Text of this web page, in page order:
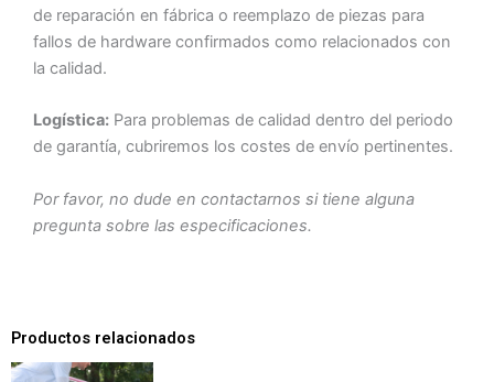
de reparación en fábrica o reemplazo de piezas para
fallos de hardware confirmados como relacionados con
la calidad.
Logística: Para problemas de calidad dentro del periodo
de garantía, cubriremos los costes de envío pertinentes.
Por favor, no dude en contactarnos si tiene alguna
pregunta sobre las especificaciones.
Productos relacionados